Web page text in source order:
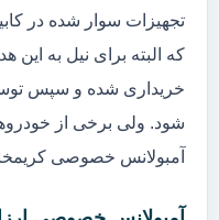
تجهیزات سوار شده در
که البته برای نیل به
خریداری شده و سپس
شود. ولی برخی از
آمبولانس خصوصی